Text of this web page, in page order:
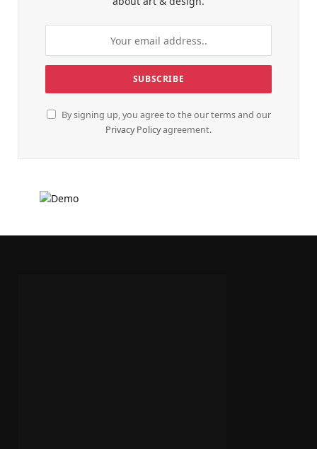
By signing up, you agree to the our terms and our
Privacy Policyagreement.